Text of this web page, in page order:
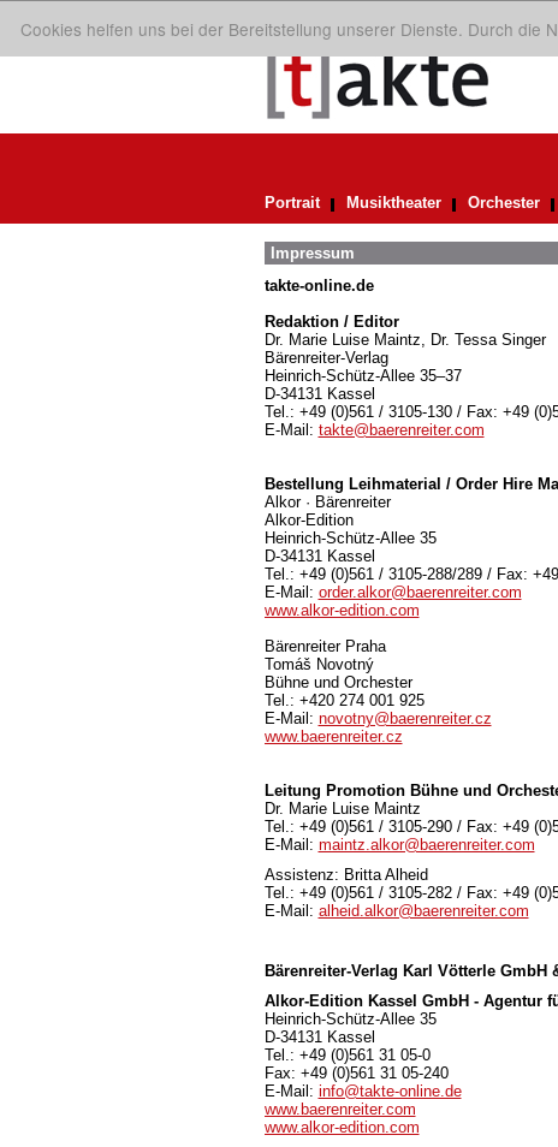
Cookies helfen uns bei der Bereitstellung unserer Dienste. Durch die
Portrait Musiktheater Orchester
Impressum
takte-online.de
Redaktion / Editor
Dr. Marie Luise Maintz, Dr. Tessa Singer
Bärenreiter-Verlag
Heinrich-Schütz-Allee 35–37
D-34131 Kassel
Tel.: +49 (0)561 / 3105-130 / Fax: +49
E-Mail: takte@baerenreiter.com
Bestellung Leihmaterial / Order Hire
Alkor · Bärenreiter
Alkor-Edition
Heinrich-Schütz-Allee 35
D-34131 Kassel
Tel.: +49 (0)561 / 3105-288/289 / Fax:
E-Mail: order.alkor@baerenreiter.com
www.alkor-edition.com
Bärenreiter Praha
Tomáš Novotný
Bühne und Orchester
Tel.: +420 274 001 925
E-Mail: novotny@baerenreiter.cz
www.baerenreiter.cz
Leitung Promotion Bühne und
Dr. Marie Luise Maintz
Tel.: +49 (0)561 / 3105-290 / Fax: +49
E-Mail: maintz.alkor@baerenreiter.com
Assistenz: Britta Alheid
Tel.: +49 (0)561 / 3105-282 / Fax: +49
E-Mail: alheid.alkor@baerenreiter.com
Bärenreiter-Verlag Karl Vötterle GmbH
Alkor-Edition Kassel GmbH - Agentur
Heinrich-Schütz-Allee 35
D-34131 Kassel
Tel.: +49 (0)561 31 05-0
Fax: +49 (0)561 31 05-240
E-Mail: info@takte-online.de
www.baerenreiter.com
www.alkor-edition.com